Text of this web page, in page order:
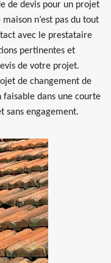
de devis pour un projet
n’est pas du tout
avec le prestataire
pertinentes et
de votre projet.
de changement de
dans une courte
sans engagement.